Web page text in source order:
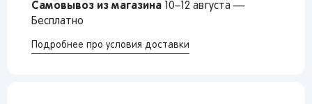
Самовывоз из магазина 10–12 августа —
Бесплатно
Подробнее про условия доставки